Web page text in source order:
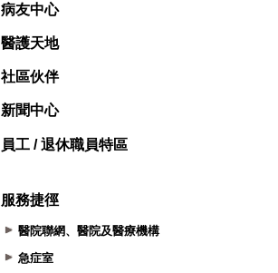
病友中心
醫護天地
社區伙伴
新聞中心
員工 / 退休職員特區
服務捷徑
醫院聯網、醫院及醫療機構
急症室